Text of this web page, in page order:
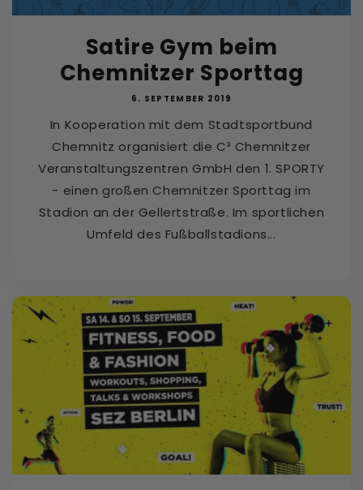
Satire Gym beim
Chemnitzer Sporttag
6. SEPTEMBER 2019
In Kooperation mit dem Stadtsportbund
Chemnitz organisiert die C³ Chemnitzer
Veranstaltungszentren GmbH den 1. SPORTY
- einen großen Chemnitzer Sporttag im
Stadion an der Gellertstraße. Im sportlichen
Umfeld des Fußballstadions...